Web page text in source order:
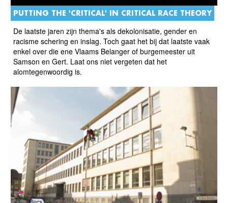
PUTTING THE 'CRITICAL' IN CRITICAL RACE THEORY
De laatste jaren zijn thema's als dekolonisatie, gender en
racisme schering en inslag. Toch gaat het bij dat laatste vaak
enkel over die ene Vlaams Belanger of burgemeester uit
Samson en Gert. Laat ons niet vergeten dat het
alomtegenwoordig is.